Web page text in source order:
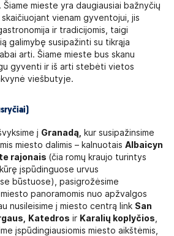
. Šiame mieste yra daugiausiai bažnyčių
vienam gyventojui, jis
ir tradicijomis, taigi
galimybę susipažinti su tikrąja
arti. Šiame mieste bus skanu
gyventi ir iš arti stebėti vietos
viešbutyje.
į Granadą,
kur susipažinsime
miesto dalimis – kalnuotaisAlbaicyn
rajonais (čia romų kraujo turintys
įspūdinguose urvus
būstuose), pasigrožėsime
panoramomis nuo apžvalgos
nusileisime į miesto centrą link San
Katedros ir Karalių koplyčios
įspūdingiausiomis miesto aikštėmis,